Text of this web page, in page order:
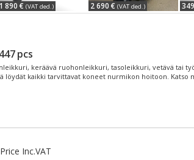
1 890 € (VAT ded.) 2 690 € (VAT ded.)
447pcs
keräävä ruohonleikkuri, tasoleikkuri, vetävä tai
löydät kaikki tarvittavat koneet nurmikon hoitoon. Katso
Price Inc.VAT